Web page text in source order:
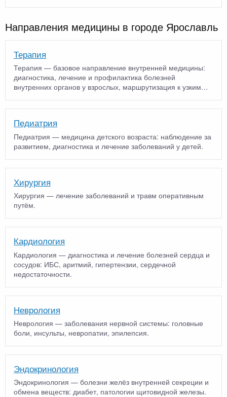
Направления медицины в городе Ярославль
Терапия
Терапия — базовое направление внутренней медицины:
диагностика, лечение и профилактика болезней
внутренних органов у взрослых, маршрутизация к узким
Педиатрия
Педиатрия — медицина детского возраста: наблюдение за
развитием, диагностика и лечение заболеваний у детей.
Хирургия
Хирургия — лечение заболеваний и травм оперативным
путём.
Кардиология
Кардиология — диагностика и лечение болезней сердца и
сосудов: ИБС, аритмий, гипертензии, сердечной
недостаточности.
Неврология
Неврология — заболевания нервной системы: головные
боли, инсульты, невропатии, эпилепсия.
Эндокринология
Эндокринология — болезни желёз внутренней секреции и
обмена веществ: диабет, патологии щитовидной железы.